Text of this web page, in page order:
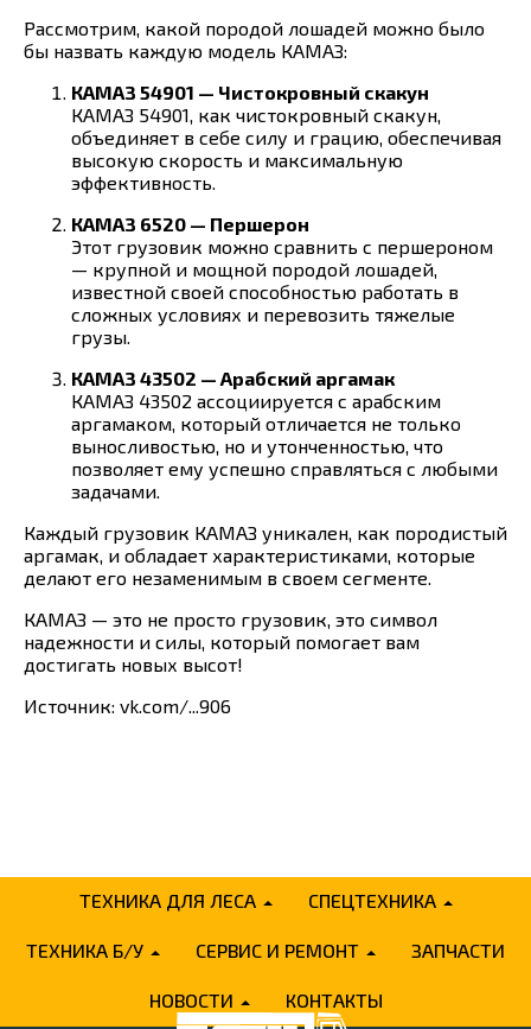
Рассмотрим, какой породой лошадей можно было
бы назвать каждую модель КАМАЗ:
КАМАЗ 54901 — Чистокровный скакун
КАМАЗ 54901, как чистокровный скакун,
объединяет в себе силу и грацию, обеспечивая
высокую скорость и максимальную
эффективность.
КАМАЗ 6520 — Першерон
Этот грузовик можно сравнить с першероном
— крупной и мощной породой лошадей,
известной своей способностью работать в
сложных условиях и перевозить тяжелые
грузы.
КАМАЗ 43502 — Арабский аргамак
КАМАЗ 43502 ассоциируется с арабским
аргамаком, который отличается не только
выносливостью, но и утонченностью, что
позволяет ему успешно справляться с любыми
задачами.
Каждый грузовик КАМАЗ уникален, как породистый
аргамак, и обладает характеристиками, которые
делают его незаменимым в своем сегменте.
КАМАЗ — это не просто грузовик, это символ
надежности и силы, который помогает вам
достигать новых высот!
Источник: vk.com/...906
ТЕХНИКА ДЛЯ ЛЕСА СПЕЦТЕХНИКА
ТЕХНИКА Б/У СЕРВИС И РЕМОНТ ЗАПЧАСТИ
НОВОСТИ КОНТАКТЫ